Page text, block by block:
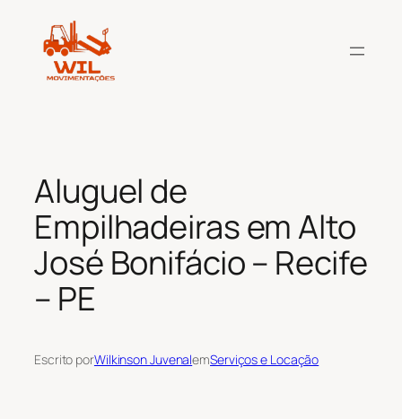
conteúdo
Aluguel de
Empilhadeiras em Alto
José Bonifácio – Recife
– PE
Escrito porWilkinson JuvenalemServiços e Locação